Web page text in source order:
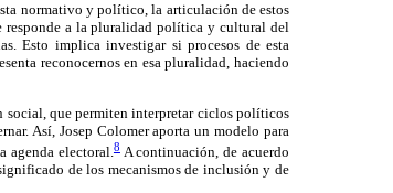
normativo y político, la articulación de estos
responde a la pluralidad política y cultural del
Esto implica investigar si procesos de esta
reconocernos en esa pluralidad, haciendo
social, que permiten interpretar ciclos políticos
Así, Josep Colomer aporta un modelo para
agenda electoral. 8A continuación, de acuerdo
de los mecanismos de inclusión y de